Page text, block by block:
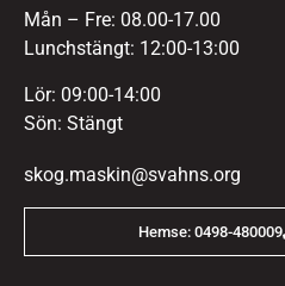
Mån – Fre: 08.00-17.00
Lunchstängt: 12:00-13:00
Lör: 09:00-14:00
Sön: Stängt
skog.maskin@svahns.org
Hemse: 0498-480009